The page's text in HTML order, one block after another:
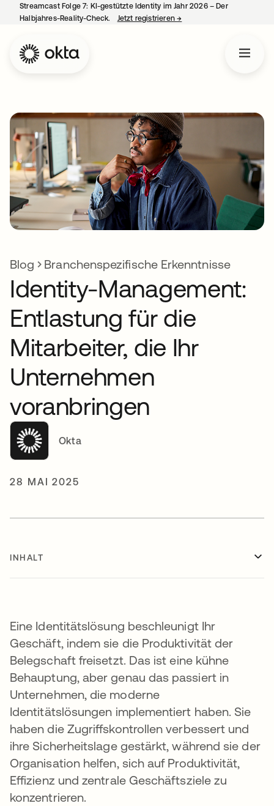
Streamcast Folge 7: KI-gestützte Identity im Jahr 2026 – Der
Halbjahres-Reality-Check.
Jetzt registrieren→
Blog Branchenspezifische Erkenntnisse
Identity-Management:
Entlastung für die
Mitarbeiter, die Ihr
Unternehmen
voranbringen
Okta
28 MAI 2025
INHALT
Eine Identitätslösung beschleunigt Ihr
Geschäft, indem sie die Produktivität der
Belegschaft freisetzt. Das ist eine kühne
Behauptung, aber genau das passiert in
Unternehmen, die moderne
Identitätslösungen implementiert haben. Sie
haben die Zugriffskontrollen verbessert und
ihre Sicherheitslage gestärkt, während sie der
Organisation helfen, sich auf Produktivität,
Effizienz und zentrale Geschäftsziele zu
konzentrieren.